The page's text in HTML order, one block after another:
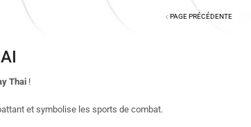
PAGE PRÉCÉDENTE
Thai !
et symbolise les sports de combat.